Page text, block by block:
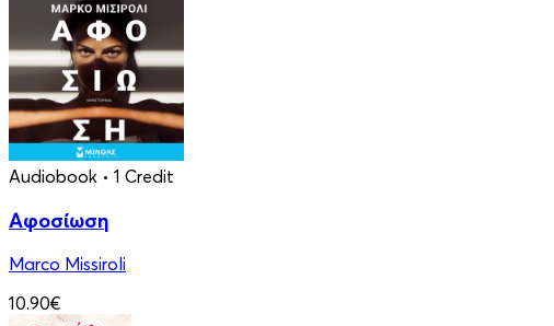
Audiobook • 1 Credit
Αφοσίωση
Marco Missiroli
10.90€